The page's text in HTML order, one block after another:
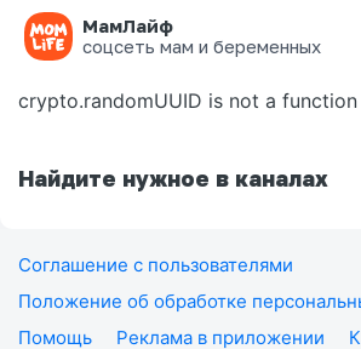
МамЛайф
соцсеть мам и беременных
Ошибка на странице
crypto.randomUUID is not a function
Найдите нужное в каналах
Соглашение с пользователями
Положение об обработке
Помощь
Реклама в приложении